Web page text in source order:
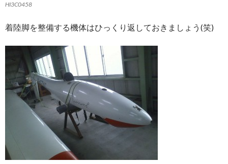
HI3C0458
着陸脚を整備する機体はひっくり返しておきましょう(笑)